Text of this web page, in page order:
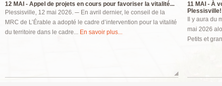
12 MAI - Appel de projets en cours pour favoriser la vitalité...
Plessisville, 12 mai 2026. ─ En avril dernier, le conseil de la
MRC de L’Érable a adopté le cadre d’intervention pour la vitalité
du territoire dans le cadre... En savoir plus...
11 MAI - À
Plessisville!
Il y aura du
mai 2026
Petits et